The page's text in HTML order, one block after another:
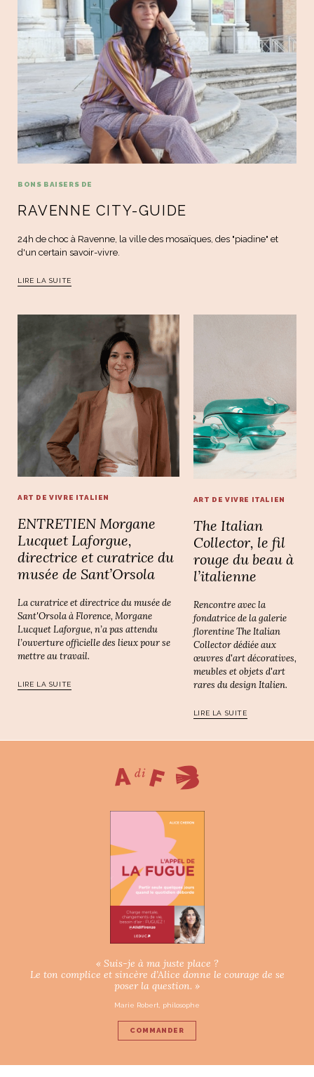
BONS BAISERS DE
RAVENNE CITY-GUIDE
24h de choc à Ravenne, la ville des mosaïques, des "piadine" et
d'un certain savoir-vivre.
LIRE LA SUITE
ART DE VIVRE ITALIEN
ENTRETIEN Morgane
Lucquet Laforgue,
directrice et curatrice du
musée de Sant’Orsola
La curatrice et directrice du musée de
Sant'Orsola à Florence, Morgane
Lucquet Laforgue, n’a pas attendu
l’ouverture officielle des lieux pour se
mettre au travail.
LIRE LA SUITE
ART DE VIVRE ITALIEN
The Italian
Collector, le fil
rouge du beau à
l’italienne
Rencontre avec la
fondatrice de la galerie
florentine The Italian
Collector dédiée aux
œuvres d'art décoratives,
meubles et objets d'art
rares du design Italien.
LIRE LA SUITE
« Suis-je à ma juste place ?
Le ton complice et sincère d’Alice donne le courage de se
poser la question. »
Marie Robert, philosophe
COMMANDER